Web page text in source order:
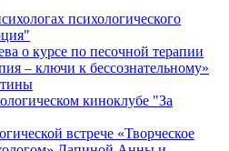
психологического
о курсе по песочной терапии
– ключи к бессознательному»
киноклубе "За
встрече «Творческое